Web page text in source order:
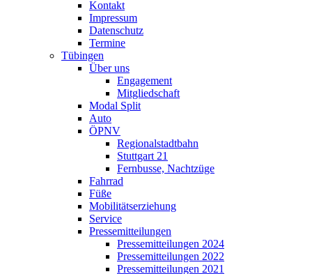
Kontakt
Impressum
Datenschutz
Termine
Tübingen
Über uns
Engagement
Mitgliedschaft
Modal Split
Auto
ÖPNV
Regionalstadtbahn
Stuttgart 21
Fernbusse, Nachtzüge
Fahrrad
Füße
Mobilitätserziehung
Service
Pressemitteilungen
Pressemitteilungen 2024
Pressemitteilungen 2022
Pressemitteilungen 2021